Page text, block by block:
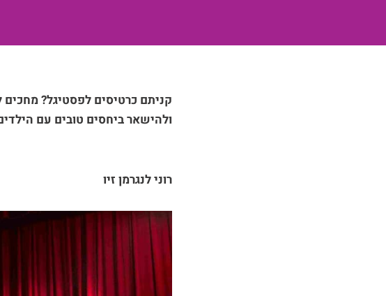
קניתם כרטיסים לפסטיגל?
ולהישאר ביחסים טובים עם
רוני לנגרמן זיו